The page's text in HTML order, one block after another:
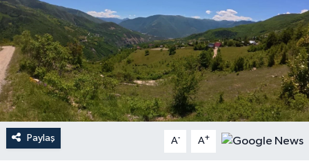
Paylaş A- A+